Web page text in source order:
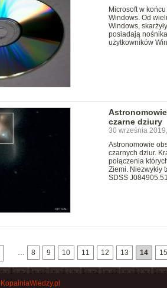
Microsoft w
Windows. Od
Windows,
posiadają
użytkowników
czarne dziury
30 września
Astronomowie
czarnych dziur.
połączenia
Ziemi. Niezwykły
SDSS
… 8 9 10 11 12 13 14 15
KopalniaWiedzy.pl